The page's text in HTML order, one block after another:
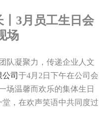
3月员工生日会
场
队凝聚力，传递企业人文
司 于4月2日下午在公司会
场温馨而欢乐的集体生日
，在欢声笑语中共同度过